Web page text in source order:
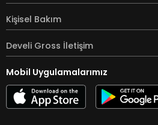
Kişisel Bakım
Develi Gross İletişim
Mobil Uygulamalarımız